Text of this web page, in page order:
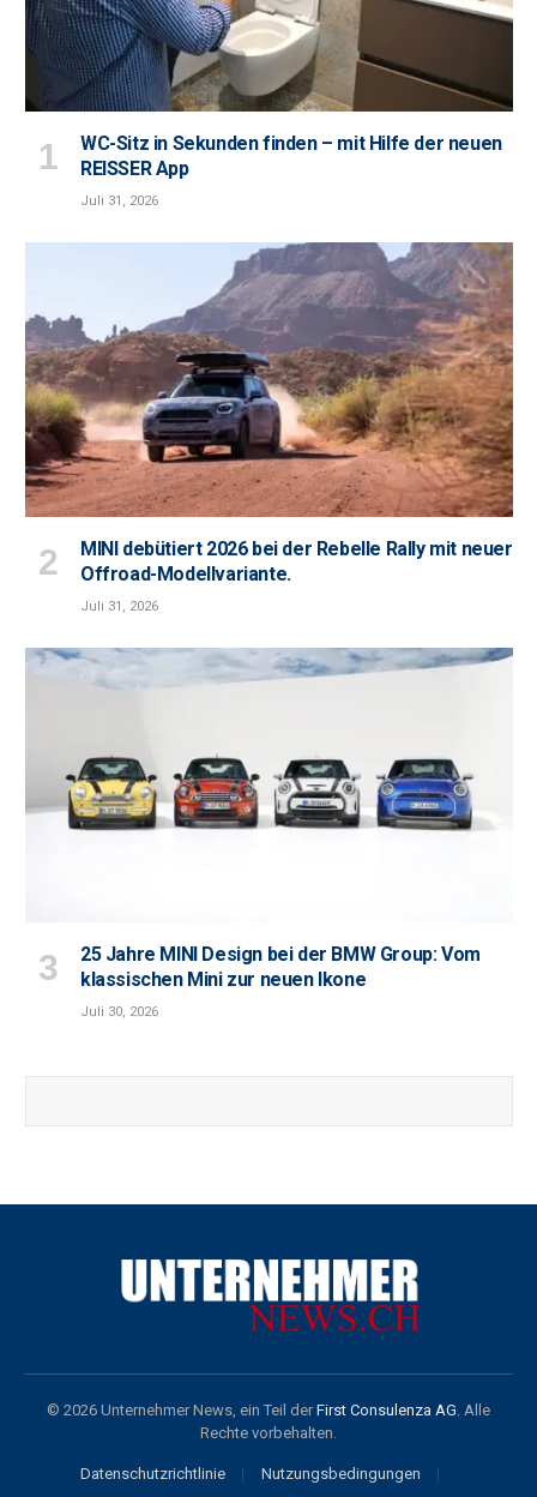
WC-Sitz in Sekunden finden – mit Hilfe der neuen
REISSER App
Juli 31, 2026
MINI debütiert 2026 bei der Rebelle Rally mit neuer
Offroad-Modellvariante.
Juli 31, 2026
25 Jahre MINI Design bei der BMW Group: Vom
klassischen Mini zur neuen Ikone
Juli 30, 2026
© 2026 Unternehmer News, ein Teil derFirst Consulenza AG. Alle
Rechte vorbehalten.
Datenschutzrichtlinie Nutzungsbedingungen